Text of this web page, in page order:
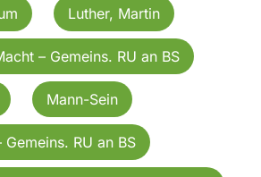
Luther, Martin
– Gemeins. RU an BS
Mann-Sein
RU an BS